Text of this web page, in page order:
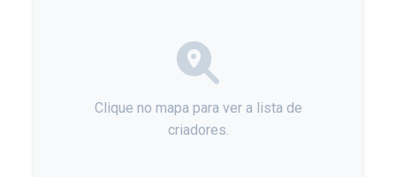
Clique no mapa para ver a lista de
criadores.